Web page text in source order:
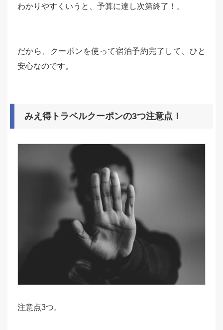
わかりやすくいうと、予算に達し次第終了！。
だから、クーポンを使って宿泊予約完了して、ひと
安心なのです。
みえ得トラベルクーポンの3つ注意点！
注意点3つ。